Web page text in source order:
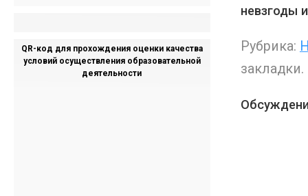
невзгоды
Рубрика:
закладки.
QR-код для прохождения оценки качества
условий осуществления образовательной
деятельности